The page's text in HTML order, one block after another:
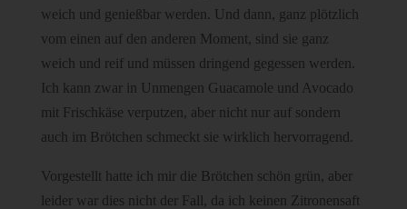
weich und genießbar werden. Und dann, ganz plötzlich
vom einen auf den anderen Moment, sind sie ganz
weich und reif und müssen dringend gegessen werden.
Ich kann zwar in Unmengen Guacamole und Avocado
mit Frischkäse verputzen, aber nicht nur auf sondern
auch im Brötchen schmeckt sie wirklich hervorragend.
Vorgestellt hatte ich mir die Brötchen schön grün, aber
leider war dies nicht der Fall, da ich keinen Zitronensaft